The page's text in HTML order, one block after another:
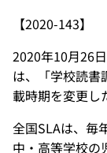
【2020-143】
2020年10月26
は、「学校読書
載時期を変更し
全国SLAは、毎
中・高等学校の